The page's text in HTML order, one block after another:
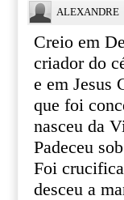
ALEXANDRE
Creio em
criador do
e em Jesus
que foi
nasceu da
Padeceu
Foi
desceu a